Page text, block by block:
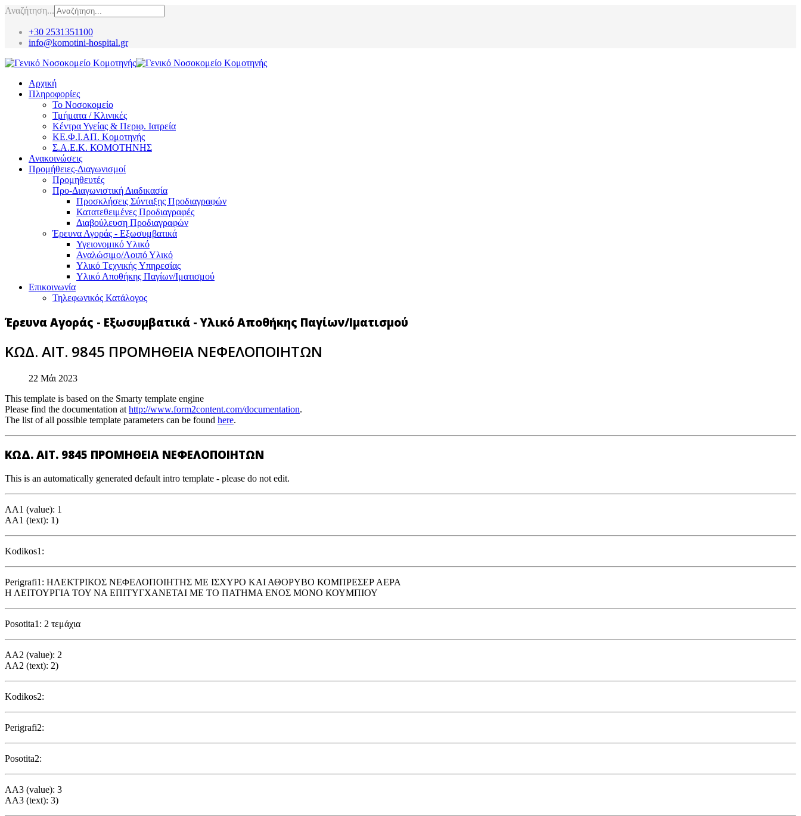
Αναζήτηση...
+30 2531351100
info@komotini-hospital.gr
Αρχική
Πληροφορίες
Το Νοσοκομείο
Τμήματα / Κλινικές
Κέντρα Υγείας & Περιφ. Ιατρεία
ΚΕ.Φ.Ι.ΑΠ. Κομοτηνής
Σ.Α.Ε.Κ. ΚΟΜΟΤΗΝΗΣ
Ανακοινώσεις
Προμήθειες-Διαγωνισμοί
Προμηθευτές
Προ-Διαγωνιστική Διαδικασία
Προσκλήσεις Σύνταξης Προδιαγραφών
Κατατεθειμένες Προδιαγραφές
Διαβούλευση Προδιαγραφών
Έρευνα Αγοράς - Εξωσυμβατικά
Υγειονομικό Υλικό
Αναλώσιμο/Λοιπό Υλικό
Υλικό Tεχνικής Yπηρεσίας
Υλικό Αποθήκης Παγίων/Ιματισμού
Επικοινωνία
Τηλεφωνικός Κατάλογος
Έρευνα Αγοράς - Εξωσυμβατικά - Υλικό Αποθήκης Παγίων/Ιματισμού
ΚΩΔ. ΑΙΤ. 9845 ΠΡΟΜΗΘΕΙΑ ΝΕΦΕΛΟΠΟΙΗΤΩΝ
22 Μάι 2023
This template is based on the Smarty template engine
Please find the documentation at http://www.form2content.com/documentation.
The list of all possible template parameters can be found here.
ΚΩΔ. ΑΙΤ. 9845 ΠΡΟΜΗΘΕΙΑ ΝΕΦΕΛΟΠΟΙΗΤΩΝ
This is an automatically generated default intro template - please do not edit.
AA1 (value): 1
AA1 (text): 1)
Kodikos1:
Perigrafi1: ΗΛΕΚΤΡΙΚΟΣ ΝΕΦΕΛΟΠΟΙΗΤΗΣ ΜΕ ΙΣΧΥΡΟ ΚΑΙ ΑΘΟΡΥΒΟ ΚΟΜΠΡΕΣΕΡ ΑΕΡΑ
Η ΛΕΙΤΟΥΡΓΙΑ ΤΟΥ ΝΑ ΕΠΙΤΥΓΧΑΝΕΤΑΙ ΜΕ ΤΟ ΠΑΤΗΜΑ ΕΝΟΣ ΜΟΝΟ ΚΟΥΜΠΙΟΥ
Posotita1: 2 τεμάχια
AA2 (value): 2
AA2 (text): 2)
Kodikos2:
Perigrafi2:
Posotita2:
AA3 (value): 3
AA3 (text): 3)